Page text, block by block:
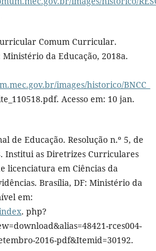
Comum Curricular.
da Educação, 2018a.
images/historico/BNCC_
Acesso em: 10 jan.
de Educação. Resolução n.º 5, de
Institui as Diretrizes Curriculares
licenciatura em Ciências da
Brasília, DF: Ministério da
em:
. php?
rces004-
2016-pdf&Itemid=30192.